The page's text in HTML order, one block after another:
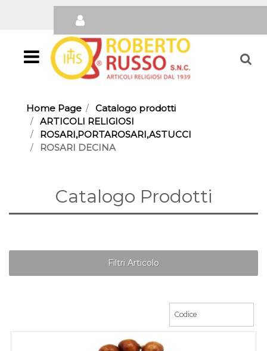
Open
Home Page
Catalogo prodotti
ARTICOLI RELIGIOSI
ROSARI,PORTAROSARI,ASTUCCI
ROSARI DECINA
Catalogo Prodotti
Filtri Articolo